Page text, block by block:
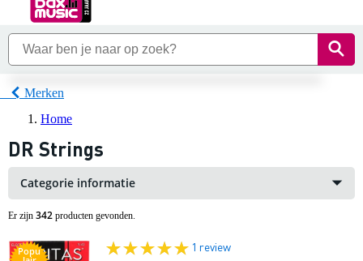
Merken
Home
DR Strings
Categorie informatie
Er zijn 342 producten gevonden.
Popu 1 review